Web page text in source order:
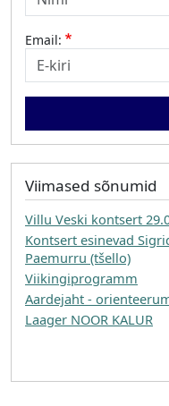
Email:
Viimased sõnumid
Villu Veski kontsert
Kontsert esinevad
Paemurru (tšello)
Viikingiprogramm
Aardejaht -
Laager NOOR KALUR